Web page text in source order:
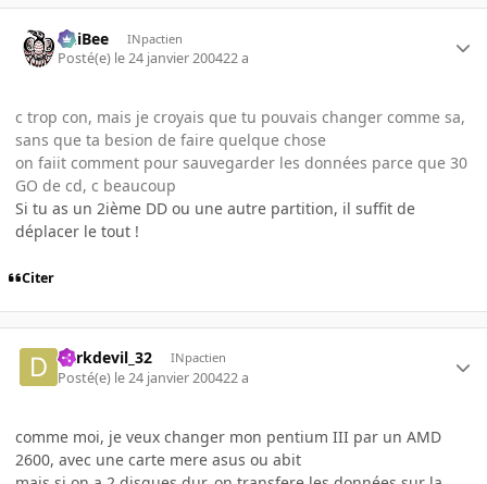
PhiBee INpactien
Posté(e) le 24 janvier 200422 a
c trop con, mais je croyais que tu pouvais changer comme sa,
sans que ta besion de faire quelque chose
on faiit comment pour sauvegarder les données parce que 30
GO de cd, c beaucoup
Si tu as un 2ième DD ou une autre partition, il suffit de
déplacer le tout !
Citer
darkdevil_32 INpactien
Posté(e) le 24 janvier 200422 a
comme moi, je veux changer mon pentium III par un AMD
2600, avec une carte mere asus ou abit